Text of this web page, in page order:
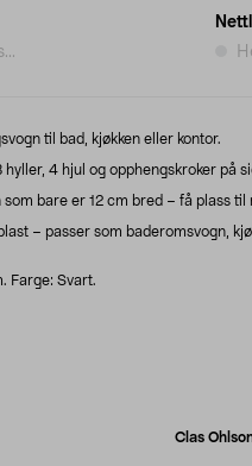
til bad, kjøkken eller kontor.
4 hjul og opphengskroker på
bare er 12 cm bred – få plass til
– passer som baderomsvogn,
Farge: Svart.
Clas